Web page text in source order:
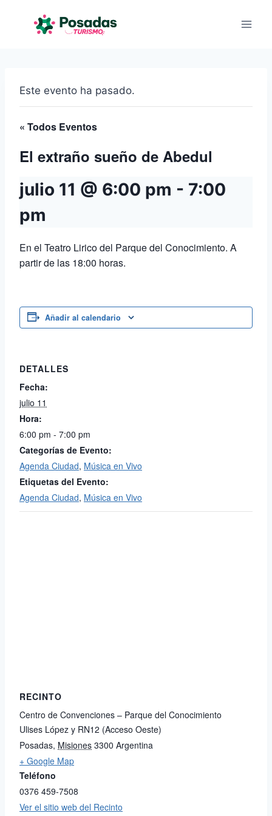
Este evento ha pasado.
« Todos Eventos
El extraño sueño de Abedul
julio 11 @ 6:00 pm - 7:00
pm
En el Teatro Lirico del Parque del Conocimiento. A
partir de las 18:00 horas.
Añadir al calendario
DETALLES
Fecha:
julio 11
Hora:
6:00 pm - 7:00 pm
Categorías de Evento:
Agenda Ciudad, Música en Vivo
Etiquetas del Evento:
Agenda Ciudad, Música en Vivo
RECINTO
Centro de Convenciones – Parque del Conocimiento
Ulises López y RN12 (Acceso Oeste)
Posadas, Misiones 3300 Argentina
+ Google Map
Teléfono
0376 459-7508
Ver el sitio web del Recinto